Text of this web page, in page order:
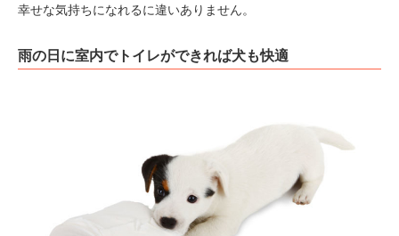
幸せな気持ちになれるに違いありません。
雨の日に室内でトイレができれば犬も快適
アプリで開く